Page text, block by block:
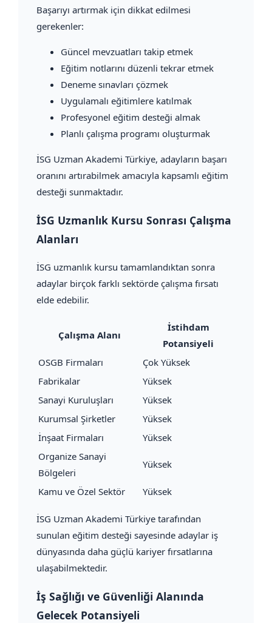
Başarıyı artırmak için dikkat edilmesi
gerekenler:
Güncel mevzuatları takip etmek
Eğitim notlarını düzenli tekrar etmek
Deneme sınavları çözmek
Uygulamalı eğitimlere katılmak
Profesyonel eğitim desteği almak
Planlı çalışma programı oluşturmak
İSG Uzman Akademi Türkiye, adayların başarı
oranını artırabilmek amacıyla kapsamlı eğitim
desteği sunmaktadır.
İSG Uzmanlık Kursu Sonrası Çalışma
Alanları
İSG uzmanlık kursu tamamlandıktan sonra
adaylar birçok farklı sektörde çalışma fırsatı
elde edebilir.
Çalışma Alanı
İstihdam
Potansiyeli
OSGB Firmaları
Çok Yüksek
Fabrikalar
Yüksek
Sanayi Kuruluşları
Yüksek
Kurumsal Şirketler
Yüksek
İnşaat Firmaları
Yüksek
Organize Sanayi
Bölgeleri
Yüksek
Kamu ve Özel Sektör Yüksek
İSG Uzman Akademi Türkiye tarafından
sunulan eğitim desteği sayesinde adaylar iş
dünyasında daha güçlü kariyer fırsatlarına
ulaşabilmektedir.
İş Sağlığı ve Güvenliği Alanında
Gelecek Potansiyeli